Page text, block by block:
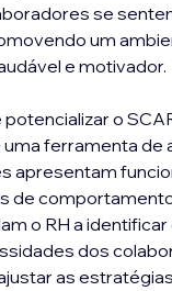
se
um
e motivador.
potencializar o
uma ferramenta de
apresentam
de
o RH a
dos
as estratégias